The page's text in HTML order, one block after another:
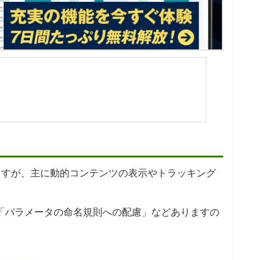
が、主に動的コンテンツの表示やトラッキング
ラメータの命名規則への配慮」などありますの